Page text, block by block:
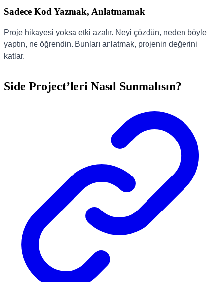
Sadece Kod Yazmak, Anlatmamak
Proje hikayesi yoksa etki azalır. Neyi çözdün, neden böyle
yaptın, ne öğrendin. Bunları anlatmak, projenin değerini
katlar.
Side Project’leri Nasıl Sunmalısın?